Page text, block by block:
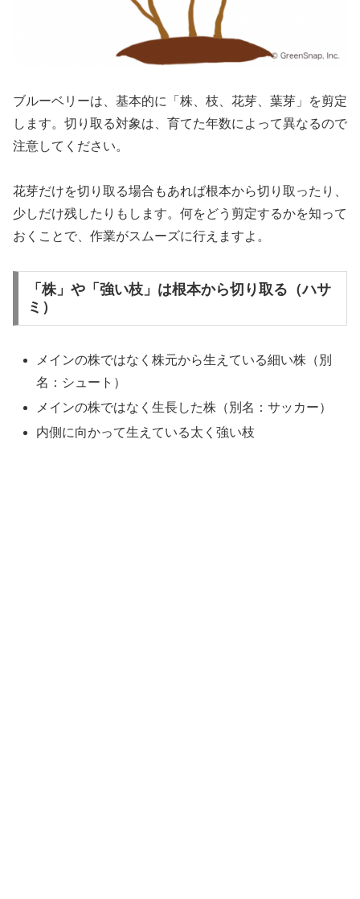
ブルーベリーは、基本的に「株、枝、花芽、葉芽」を剪定
します。切り取る対象は、育てた年数によって異なるので
注意してください。
花芽だけを切り取る場合もあれば根本から切り取ったり、
少しだけ残したりもします。何をどう剪定するかを知って
おくことで、作業がスムーズに行えますよ。
「株」や「強い枝」は根本から切り取る（ハサ
ミ）
メインの株ではなく株元から生えている細い株（別
名：シュート）
メインの株ではなく生長した株（別名：サッカー）
内側に向かって生えている太く強い枝